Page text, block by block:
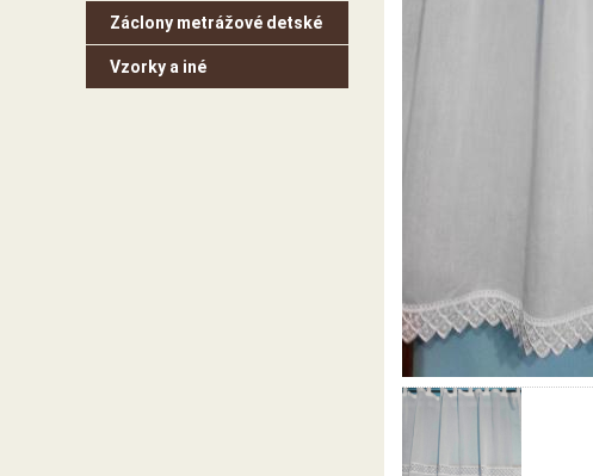
Záclony metrážové detské
Vzorky a iné